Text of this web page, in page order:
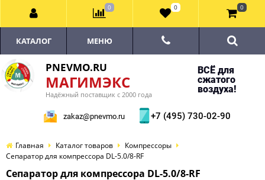
PNEVMO.RU
МАГИМЭКС
Надёжный поставщик с 2000 года
ВСЁ для
сжатого
воздуха!
zakaz@pnevmo.ru +7 (495) 730-02-90
КАТАЛОГ МЕНЮ
Главная Каталог товаров
Компрессоры
Сепаратор для компрессора DL-5.0/8-RF
Сепаратор для компрессора DL-5.0/8-RF
0 0 0